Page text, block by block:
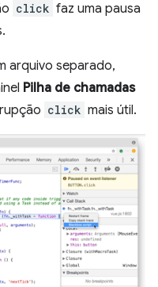
click faz uma pausa
arquivo separado,
Pilha de chamadas
click mais útil.